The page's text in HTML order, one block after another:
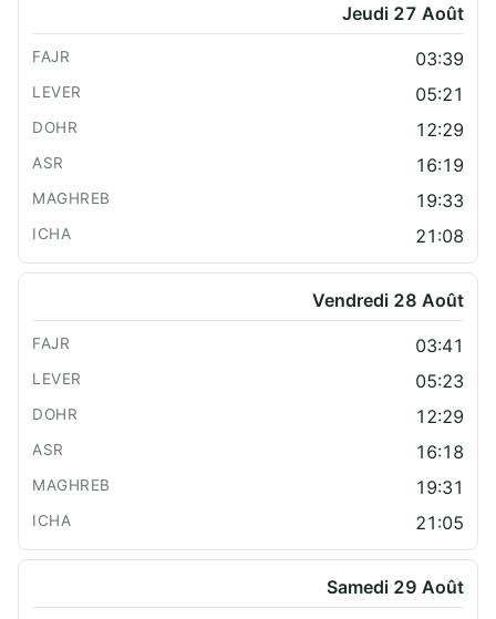
Jeudi 27 Août
03:39
05:21
12:29
16:19
19:33
21:08
Vendredi 28 Août
03:41
05:23
12:29
16:18
19:31
21:05
Samedi 29 Août